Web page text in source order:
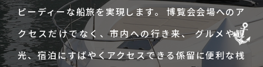
ピーディーな船旅を実現します。 博覧会会場へのア
クセスだけでなく、市内への行き来、 グルメや観
光、宿泊にすばやくアクセスできる係留に便利な桟